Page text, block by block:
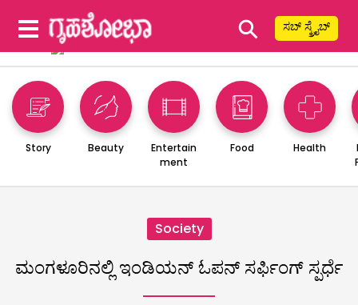
⚲ ಸಬ್ ಸ್ಕ್ರೈಬ್
Story Beauty
Entertain
ment
Food Health
Society
ಮಂಗಳೂರಿನಲ್ಲಿ ಇಂಡಿಯನ್ ಓಪನ್ ಸರ್ಫಿಂಗ್ ಸ್ಪರ್ಧೆ